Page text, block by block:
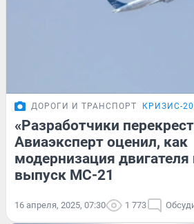
ДОРОГИ И ТРАНСПОРТ КРИЗИС-
«Разработчики
Авиаэксперт оценил, как
модернизация двигателя
выпуск МС-21
16 апреля, 2025, 07:30 1 773